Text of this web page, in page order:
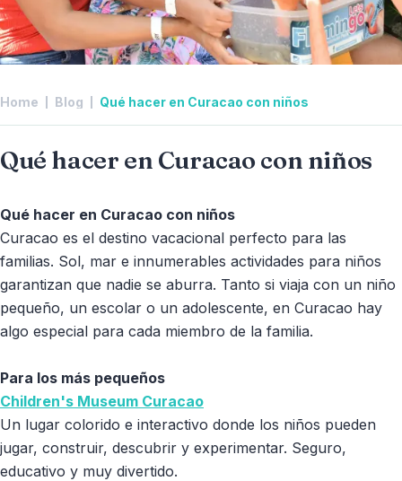
Home Blog Qué hacer en Curacao con niños
Qué hacer en Curacao con niños
Qué hacer en Curacao con niños
Curacao es el destino vacacional perfecto para las
familias. Sol, mar e innumerables actividades para niños
garantizan que nadie se aburra. Tanto si viaja con un niño
pequeño, un escolar o un adolescente, en Curacao hay
algo especial para cada miembro de la familia.
Para los más pequeños
Children's Museum Curacao
Un lugar colorido e interactivo donde los niños pueden
jugar, construir, descubrir y experimentar. Seguro,
educativo y muy divertido.